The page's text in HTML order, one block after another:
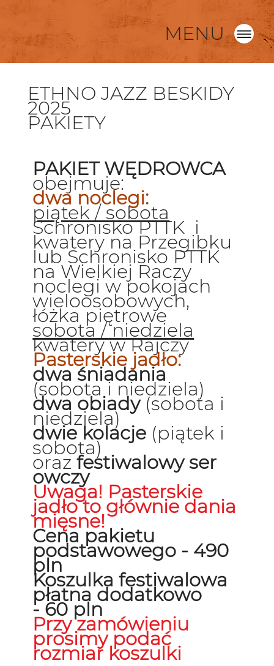
MENU
ETHNO JAZZ BESKIDY
2025
PAKIETY
PAKIET WĘDROWCA
obejmuje:
dwa noclegi:
piątek / sobota
Schronisko PTTK i
kwatery na Przegibku
lub Schronisko PTTK
na Wielkiej Raczy
noclegi w pokojach
wieloosobowych,
łóżka piętrowe
sobota / niedziela
kwatery w Rajczy
Pasterskie jadło:
dwa śniadania
(sobota i niedziela)
dwa obiady(sobota i
niedziela)
dwie kolacje (piątek i
sobota)
orazfestiwalowy ser
owczy
Uwaga! Pasterskie
jadło to głównie dania
mięsne!
Cena pakietu
podstawowego - 490
pln
Koszulka festiwalowa
płatna dodatkowo
- 60 pln
Przy zamówieniu
prosimy podać
rozmiar koszulki